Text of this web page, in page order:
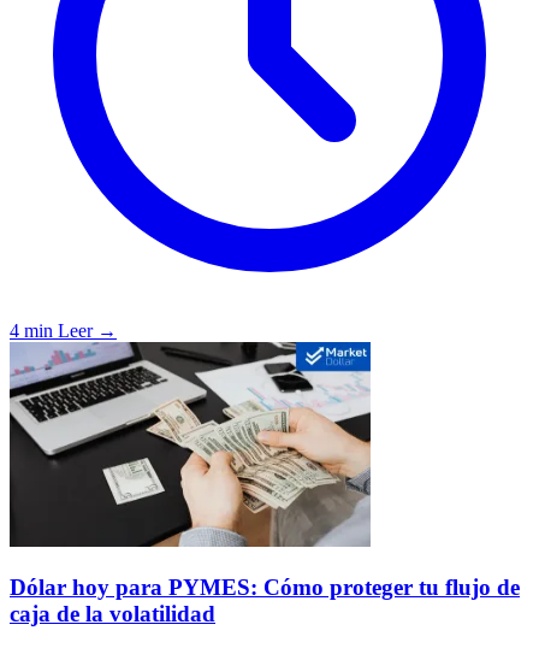
4 min Leer →
Dólar hoy para PYMES: Cómo proteger tu flujo de
caja de la volatilidad